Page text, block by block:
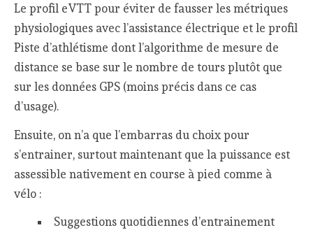
Le profil eVTT pour éviter de fausser les métriques
physiologiques avec l’assistance électrique et le profil
Piste d’athlétisme dont l’algorithme de mesure de
distance se base sur le nombre de tours plutôt que
sur les données GPS (moins précis dans ce cas
d’usage).
Ensuite, on n’a que l’embarras du choix pour
s’entrainer, surtout maintenant que la puissance est
assessible nativement en course à pied comme à
vélo :
Suggestions quotidiennes d’entrainement